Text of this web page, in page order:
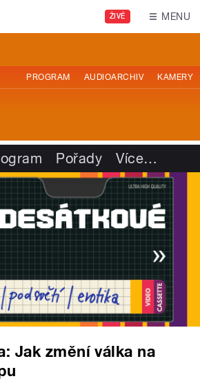
ŽIVĚ MENU
PROGRAM AUDIOARCHIV KAMERY
Pořady Více…
Jak změní válka na